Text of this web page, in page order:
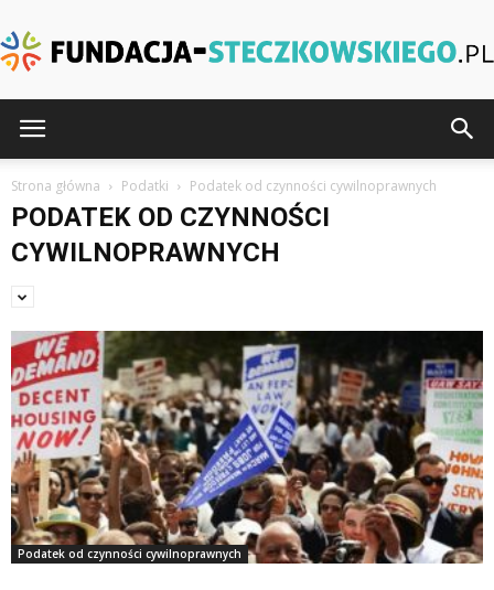
Steczkowskiego.pl
Strona główna Podatki Podatek od czynności cywilnoprawnych
PODATEK OD CZYNNOŚCI
CYWILNOPRAWNYCH
Podatek od czynności cywilnoprawnych